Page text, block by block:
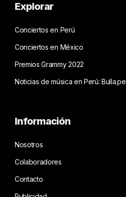
Explorar
Conciertos en Perú
Conciertos en México
Premios Grammy 2022
Noticias de música en Perú: Bulla.pe
Información
Nosotros
Colaboradores
Contacto